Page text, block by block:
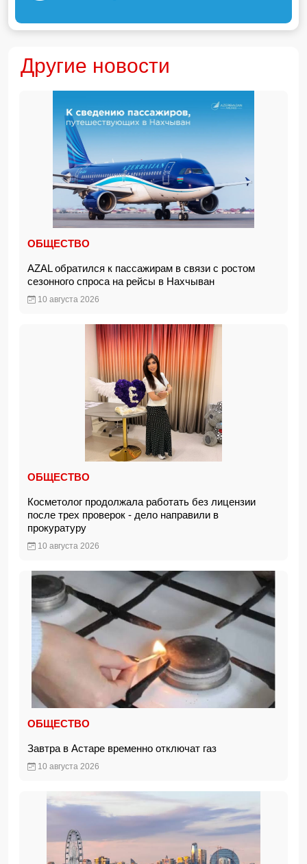
Другие новости
ОБЩЕСТВО
AZAL обратился к пассажирам в связи с ростом
сезонного спроса на рейсы в Нахчыван
10 августа 2026
ОБЩЕСТВО
Косметолог продолжала работать без лицензии
после трех проверок - дело направили в
прокуратуру
10 августа 2026
ОБЩЕСТВО
Завтра в Астаре временно отключат газ
10 августа 2026